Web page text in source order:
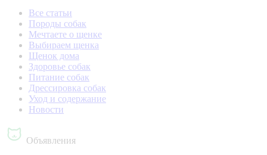
Все статьи
Породы собак
Мечтаете о щенке
Выбираем щенка
Щенок дома
Здоровье собак
Питание собак
Дрессировка собак
Уход и содержание
Новости
Объявления